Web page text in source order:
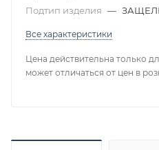
Подтип изделия —
Все характеристики
Цена действительна только
может отличаться от цен в